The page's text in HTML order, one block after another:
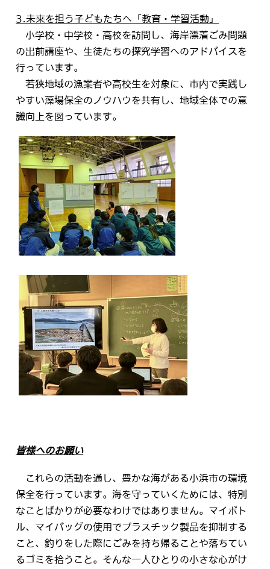
3.未来を担う子どもたちへ「教育・学習活動」
小学校・中学校・高校を訪問し、海岸漂着ごみ問題
の出前講座や、生徒たちの探究学習へのアドバイスを
行っています。
若狭地域の漁業者や高校生を対象に、市内で実践し
やすい藻場保全のノウハウを共有し、地域全体での意
識向上を図っています。
皆様へのお願い
これらの活動を通し、豊かな海がある小浜市の環境
保全を行っています。海を守っていくためには、特別
なことばかりが必要なわけではありません。マイボト
ル、マイバッグの使用でプラスチック製品を抑制する
こと、釣りをした際にごみを持ち帰ることや落ちてい
るゴミを拾うこと。そんな一人ひとりの小さな心がけ